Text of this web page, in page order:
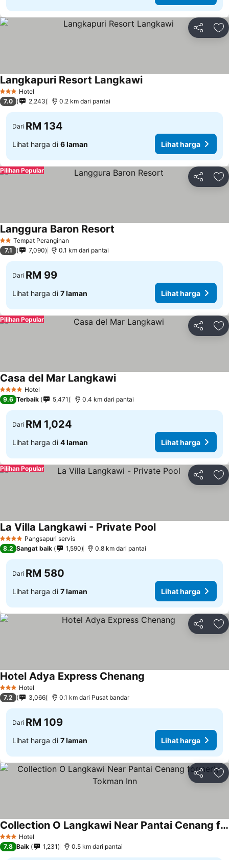
Kongsi
3 BintangHotel
Langkapuri Resort Langkawi
7.0 2,243 0.2 km dari pantai
Dari RM 134
Lihat harga di 6 laman Lihat harga
Kongsi
Pilihan Popular
2 BintangTempat Peranginan
Langgura Baron Resort
7.1 7,090 0.1 km dari pantai
Dari RM 99
Lihat harga di 7 laman Lihat harga
Kongsi
Pilihan Popular
4 BintangHotel
Casa del Mar Langkawi
9.6 Terbaik 5,471 0.4 km dari pantai
Dari RM 1,024
Lihat harga di 4 laman Lihat harga
Kongsi
Pilihan Popular
4 BintangPangsapuri servis
La Villa Langkawi - Private Pool
8.2 Sangat baik 1,590 0.8 km dari pantai
Dari RM 580
Lihat harga di 7 laman Lihat harga
Kongsi
3 BintangHotel
Hotel Adya Express Chenang
7.2 3,066 0.1 km dari Pusat bandar
Dari RM 109
Lihat harga di 7 laman Lihat harga
Kongsi
3 BintangHotel
Collection O Langkawi Near Pantai Cenang formerly Tokman Inn
7.8 Baik 1,231 0.5 km dari pantai